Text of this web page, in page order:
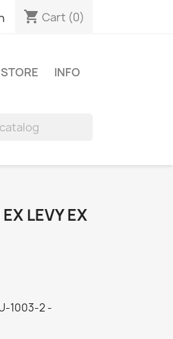
shopping_cart Cart (0)
STORE
INFO
LEVY EX
1003-2 -